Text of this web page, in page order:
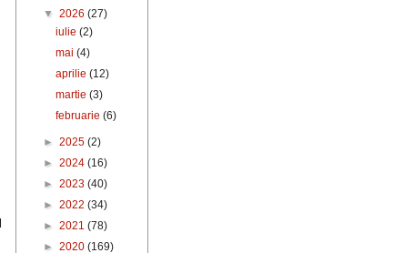
▼ 2026 (27)
iulie(2)
mai(4)
aprilie(12)
martie(3)
februarie(6)
► 2025 (2)
► 2024 (16)
► 2023 (40)
► 2022 (34)
► 2021 (78)
► 2020 (169)